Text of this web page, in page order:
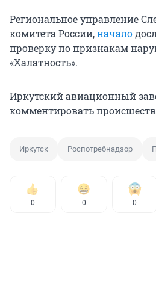
Региональное управление
комитета России,начало
проверку по признакам
«Халатность».
Иркутский авиационный
комментировать
Иркутск Роспотребнадзор
0 0 0